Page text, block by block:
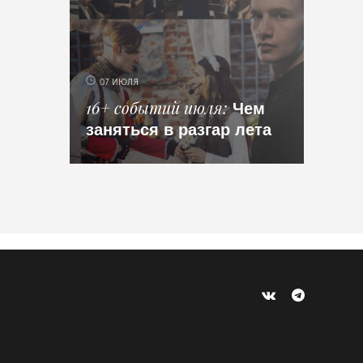
07 ИЮЛЯ
16+ событий июля Чем
заняться в разгар лета